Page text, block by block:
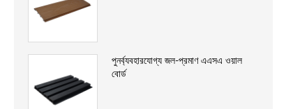
পুনর্ব্যবহারযোগ্য জল-প্রমাণ এএসএ ওয়াল
বোর্ড